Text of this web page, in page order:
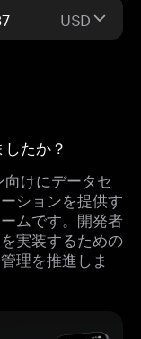
USD
たか？
けにデータセ
ションを提供す
ムです。開発者
実装するための
理を推進しま